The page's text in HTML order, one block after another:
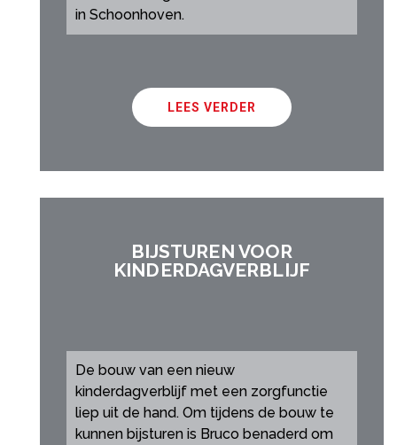
in Schoonhoven.
LEES VERDER
BIJSTUREN VOOR
KINDERDAGVERBLIJF
De bouw van een nieuw
kinderdagverblijf met een zorgfunctie
liep uit de hand. Om tijdens de bouw te
kunnen bijsturen is Bruco benaderd om